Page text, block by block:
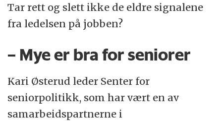
Tar rett og slett ikke de eldre signalene
fra ledelsen på jobben?
– Mye er bra for seniorer
Kari Østerud leder Senter for
seniorpolitikk, som har vært en av
samarbeidspartnerne i